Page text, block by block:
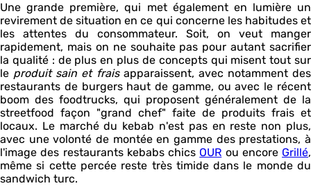
Une grande première, qui met également en lumière un
revirement de situation en ce qui concerne les habitudes et
les attentes du consommateur. Soit, on veut manger
rapidement, mais on ne souhaite pas pour autant sacrifier
la qualité : de plus en plus de concepts qui misent tout sur
le produit sain et fraisapparaissent, avec notamment des
restaurants de burgers haut de gamme, ou avec le récent
boom des foodtrucks, qui proposent généralement de la
streetfood façon "grand chef" faite de produits frais et
locaux. Le marché du kebab n'est pas en reste non plus,
avec une volonté de montée en gamme des prestations, à
l'image des restaurants kebabs chics OUR ou encore Grillé,
même si cette percée reste très timide dans le monde du
sandwich turc.